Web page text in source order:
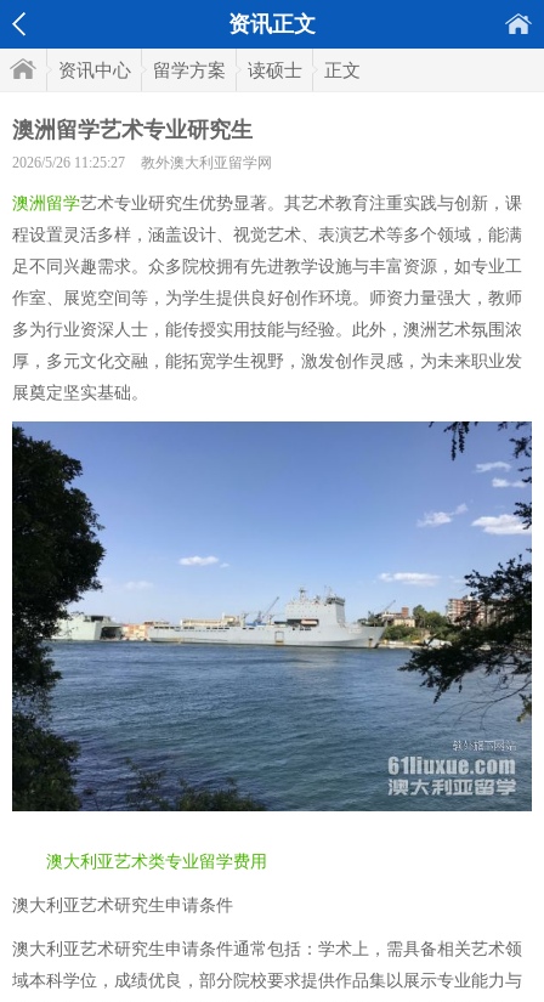
资讯正文
资讯中心 留学方案 读硕士 正文
澳洲留学艺术专业研究生
2026/5/26 11:25:27 教外澳大利亚留学网
澳洲留学艺术专业研究生优势显著。其艺术教育注重实践与创新，课
程设置灵活多样，涵盖设计、视觉艺术、表演艺术等多个领域，能满
足不同兴趣需求。众多院校拥有先进教学设施与丰富资源，如专业工
作室、展览空间等，为学生提供良好创作环境。师资力量强大，教师
多为行业资深人士，能传授实用技能与经验。此外，澳洲艺术氛围浓
厚，多元文化交融，能拓宽学生视野，激发创作灵感，为未来职业发
展奠定坚实基础。
澳大利亚艺术类专业留学费用
澳大利亚艺术研究生申请条件
澳大利亚艺术研究生申请条件通常包括：学术上，需具备相关艺术领
域本科学位，成绩优良，部分院校要求提供作品集以展示专业能力与